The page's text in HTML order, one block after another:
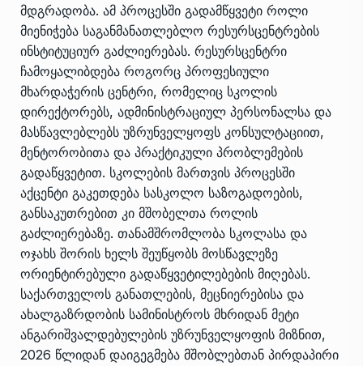
მდგრადობა. ამ პროცესში გადამწყვეტი როლი
მიენიჭება საგანმანათლებლო რესურსცენტრების
ინსტიტუციურ გაძლიერებას. რესურსცენტრი
ჩამოყალიბდება როგორც პროფესიული
მხარდაჭერის ცენტრი, რომელიც სკოლის
დირექტორებს, ადმინისტრაციულ პერსონალსა და
მასწავლებლებს უზრუნველყოფს კონსულტაციით,
მენტორობითა და პრაქტიკული პრობლემების
გადაწყვეტით. სკოლების მართვის პროცესში
აქცენტი გაკეთდება სასკოლო საზოგადოების,
განსაკუთრებით კი მშობელთა როლის
გაძლიერებაზე. თანამშრომლობა სკოლასა და
ოჯახს შორის ხელს შეუწყობს მოსწავლეზე
ორიენტირებული გადაწყვეტილებების მიღებას.
საქართველოს განათლების, მეცნიერებისა და
ახალგაზრდობის სამინისტროს მხრიდან მეტი
ანგარიშვალდებულების უზრუნველყოფის მიზნით,
2026 წლიდან დაიგეგმება მშობლებთან პირდაპირი